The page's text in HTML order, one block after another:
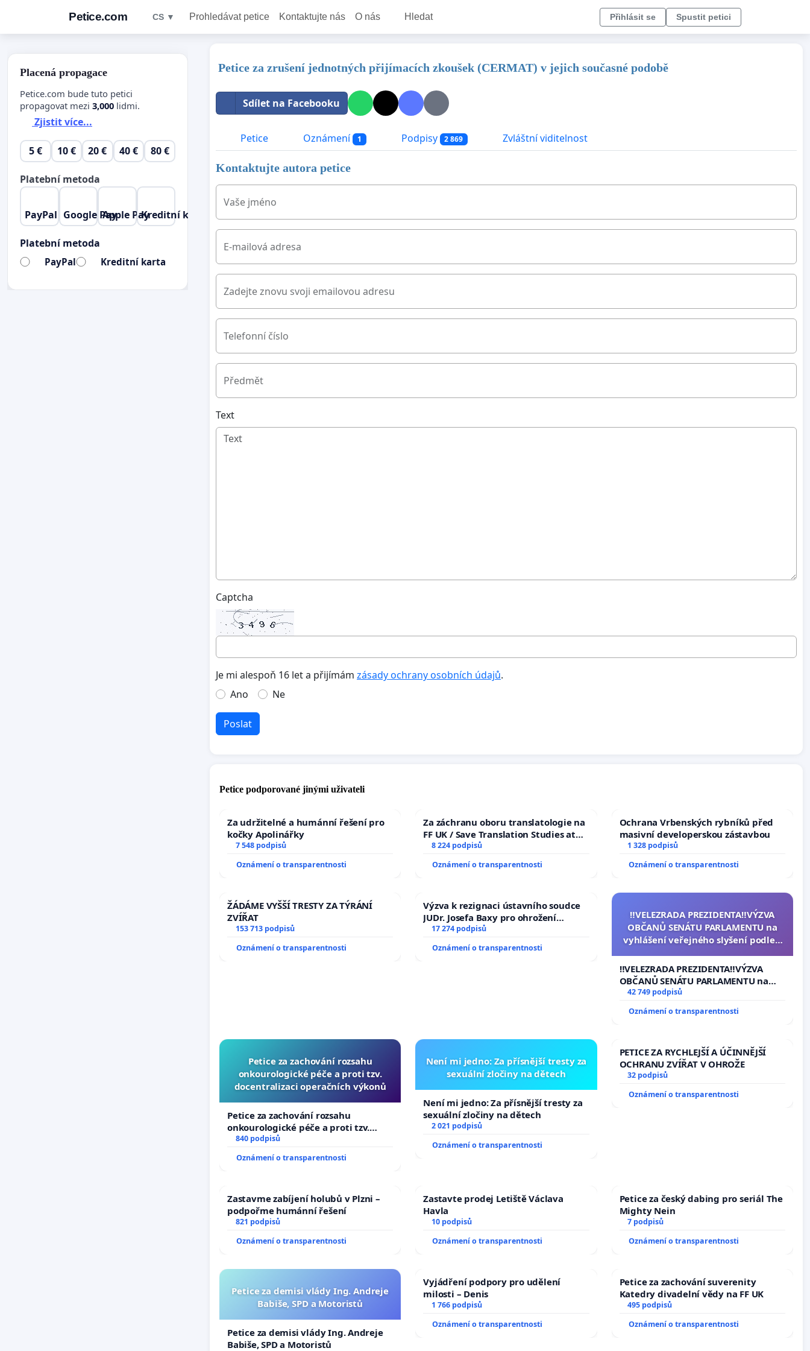
Petice.com CS ▼ Prohledávat petice Kontaktujte nás O nás Hledat Přihlásit se Spustit petici
Petice za zrušení jednotných přijímacích zkoušek (CERMAT) v jejich současné podobě
Sdílet na Facebooku
Petice Oznámení 1 Podpisy 2 869 Zvláštní viditelnost
Kontaktujte autora petice
Vaše jméno
E-mailová adresa
Zadejte znovu svoji emailovou adresu
Telefonní číslo
Předmět
Text
Captcha
Je mi alespoň 16 let a přijímám zásady ochrany osobních údajů.
Ano
Ne
Poslat
Petice podporované jinými uživateli
Za udržitelné a humánní řešení pro
kočky Apolinářky
7 548 podpisů
Oznámení o transparentnosti
Za záchranu oboru translatologie na
FF UK / Save Translation Studies at
the Faculty of Arts, Charles
8 224 podpisů
Oznámení o transparentnosti
Ochrana Vrbenských rybníků před
masivní developerskou zástavbou
1 328 podpisů
Oznámení o transparentnosti
ŽÁDÁME VYŠŠÍ TRESTY ZA TÝRÁNÍ
ZVÍŘAT
153 713 podpisů
Oznámení o transparentnosti
Výzva k rezignaci ústavního soudce
JUDr. Josefa Baxy pro ohrožení
důvěry ve spravedlivý proces
17 274 podpisů
Oznámení o transparentnosti
‼️VELEZRADA PREZIDENTA‼️VÝZVA
OBČANŮ SENÁTU PARLAMENTU na
vyhlášení veřejného slyšení podle §
návrhu na přijetí usnesení k podání
ústavní žaloby na prezidenta
republiky
‼️VELEZRADA PREZIDENTA‼️VÝZVA
OBČANŮ SENÁTU PARLAMENTU na
vyhlášení veřejného slyšení podle §
na přijetí usnesení k podání ústavní
42 749 podpisů
Oznámení o transparentnosti
Petice za zachování rozsahu
onkourologické péče a proti tzv.
docentralizaci operačních výkonů
Petice za zachování rozsahu
onkourologické péče a proti tzv.
docentralizaci operačních výkonů
840 podpisů
Oznámení o transparentnosti
Není mi jedno: Za přísnější tresty za
sexuální zločiny na dětech
Není mi jedno: Za přísnější tresty za
sexuální zločiny na dětech
2 021 podpisů
Oznámení o transparentnosti
PETICE ZA RYCHLEJŠÍ A ÚČINNĚJŠÍ
OCHRANU ZVÍŘAT V OHROŽE
32 podpisů
Oznámení o transparentnosti
Zastavme zabíjení holubů v Plzni –
podpořme humánní řešení
821 podpisů
Oznámení o transparentnosti
Zastavte prodej Letiště Václava
Havla
10 podpisů
Oznámení o transparentnosti
Petice za český dabing pro seriál The
Mighty Nein
7 podpisů
Oznámení o transparentnosti
Petice za demisi vlády Ing. Andreje
Babiše, SPD a Motoristů
Petice za demisi vlády Ing. Andreje
Babiše, SPD a Motoristů
Vyjádření podpory pro udělení
milosti – Denis
1 766 podpisů
Oznámení o transparentnosti
Petice za zachování suverenity
Katedry divadelní vědy na FF UK
495 podpisů
Oznámení o transparentnosti
Placená propagace
Petice.com bude tuto petici
propagovat mezi 3,000 lidmi.
Zjistit více...
5 € 10 € 20 € 40 € 80 €
Platební metoda
PayPal Google PayApple PayKreditní karta
Platební metoda
PayPal Kreditní karta